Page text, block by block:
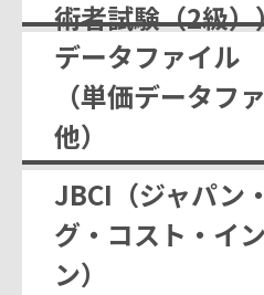
術者試験（2級）
データファイル
（単価データフ
他）
JBCI（ジャパン
グ・コスト・イ
ン）